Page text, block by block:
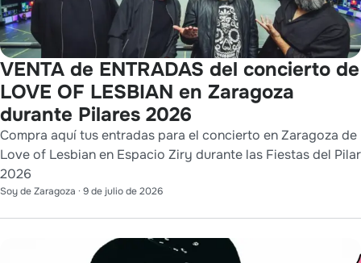
VENTA de ENTRADAS del concierto de
LOVE OF LESBIAN en Zaragoza
durante Pilares 2026
Compra aquí tus entradas para el concierto en Zaragoza de
Love of Lesbian en Espacio Ziry durante las Fiestas del Pilar
2026
Soy de Zaragoza · 9 de julio de 2026